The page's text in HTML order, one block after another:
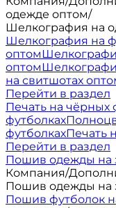
одежде оптом/
Шелкография на
Шелкография на
оптом
оптом
на свитшотах
Перейти в раздел
Печать на чёрных
футболках
футболкахПечать
Перейти в раздел
Пошив одежды на
Компания/
Пошив одежды на
Пошив футболок